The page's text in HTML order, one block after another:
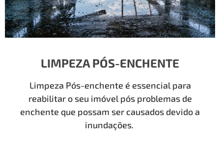
LIMPEZA PÓS-ENCHENTE
Limpeza Pós-enchente é essencial para
reabilitar o seu imóvel pós problemas de
enchente que possam ser causados devido a
inundações.